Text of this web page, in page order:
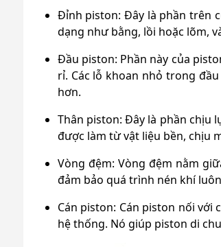
Đỉnh piston: Đây là phần trên
dạng như bằng, lồi hoặc lõm,
Đầu piston: Phần này của
rỉ. Các lỗ khoan nhỏ trong
hơn.
Thân piston: Đây là phần chịu
được làm từ vật liệu bền, chịu
Vòng đệm: Vòng đệm nằm
đảm bảo quá trình nén khí
Cán piston: Cán piston nối
hệ thống. Nó giúp piston di